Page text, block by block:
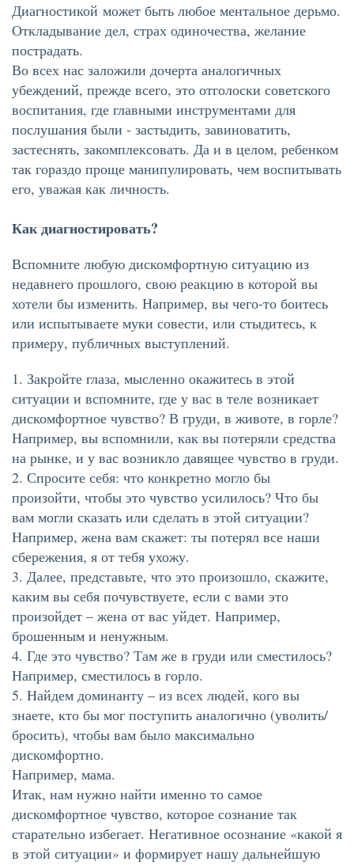
Диагностикой может быть любое ментальное дерьмо.
Откладывание дел, страх одиночества, желание
пострадать.
Во всех нас заложили дочерта аналогичных
убеждений, прежде всего, это отголоски советского
воспитания, где главными инструментами для
послушания были - застыдить, завиноватить,
застеснять, закомплексовать. Да и в целом, ребенком
так гораздо проще манипулировать, чем воспитывать
его, уважая как личность.
Как диагностировать?
Вспомните любую дискомфортную ситуацию из
недавнего прошлого, свою реакцию в которой вы
хотели бы изменить. Например, вы чего-то боитесь
или испытываете муки совести, или стыдитесь, к
примеру, публичных выступлений.
1. Закройте глаза, мысленно окажитесь в этой
ситуации и вспомните, где у вас в теле возникает
дискомфортное чувство? В груди, в животе, в горле?
Например, вы вспомнили, как вы потеряли средства
на рынке, и у вас возникло давящее чувство в груди.
2. Спросите себя: что конкретно могло бы
произойти, чтобы это чувство усилилось? Что бы
вам могли сказать или сделать в этой ситуации?
Например, жена вам скажет: ты потерял все наши
сбережения, я от тебя ухожу.
3. Далее, представьте, что это произошло, скажите,
каким вы себя почувствуете, если с вами это
произойдет – жена от вас уйдет. Например,
брошенным и ненужным.
4. Где это чувство? Там же в груди или сместилось?
Например, сместилось в горло.
5. Найдем доминанту – из всех людей, кого вы
знаете, кто бы мог поступить аналогично (уволить/
бросить), чтобы вам было максимально
дискомфортно.
Например, мама.
Итак, нам нужно найти именно то самое
дискомфортное чувство, которое сознание так
старательно избегает. Негативное осознание «какой я
в этой ситуации» и формирует нашу дальнейшую